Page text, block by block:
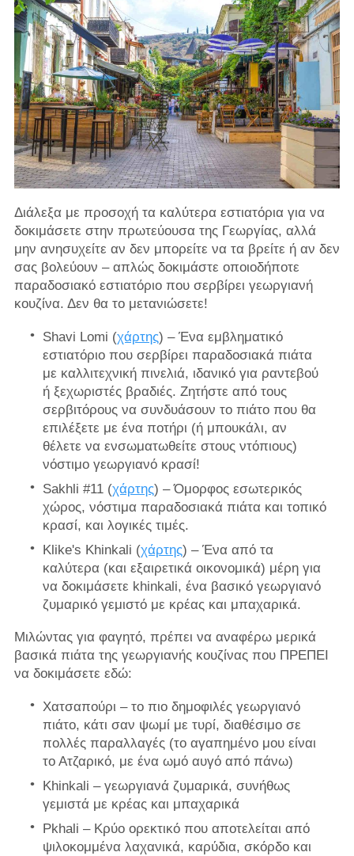
Διάλεξα με προσοχή τα καλύτερα εστιατόρια για να
δοκιμάσετε στην πρωτεύουσα της Γεωργίας, αλλά
μην ανησυχείτε αν δεν μπορείτε να τα βρείτε ή αν δεν
σας βολεύουν – απλώς δοκιμάστε οποιοδήποτε
παραδοσιακό εστιατόριο που σερβίρει γεωργιανή
κουζίνα. Δεν θα το μετανιώσετε!
Shavi Lomi (χάρτης) – Ένα εμβληματικό
εστιατόριο που σερβίρει παραδοσιακά πιάτα
με καλλιτεχνική πινελιά, ιδανικό για ραντεβού
ή ξεχωριστές βραδιές. Ζητήστε από τους
σερβιτόρους να συνδυάσουν το πιάτο που θα
επιλέξετε με ένα ποτήρι (ή μπουκάλι, αν
θέλετε να ενσωματωθείτε στους ντόπιους)
νόστιμο γεωργιανό κρασί!
Sakhli #11 (χάρτης) – Όμορφος εσωτερικός
χώρος, νόστιμα παραδοσιακά πιάτα και τοπικό
κρασί, και λογικές τιμές.
Klike's Khinkali (χάρτης) – Ένα από τα
καλύτερα (και εξαιρετικά οικονομικά) μέρη για
να δοκιμάσετε khinkali, ένα βασικό γεωργιανό
ζυμαρικό γεμιστό με κρέας και μπαχαρικά.
Μιλώντας για φαγητό, πρέπει να αναφέρω μερικά
βασικά πιάτα της γεωργιανής κουζίνας που ΠΡΕΠΕΙ
να δοκιμάσετε εδώ:
Χατσαπούρι – το πιο δημοφιλές γεωργιανό
πιάτο, κάτι σαν ψωμί με τυρί, διαθέσιμο σε
πολλές παραλλαγές (το αγαπημένο μου είναι
το Ατζαρικό, με ένα ωμό αυγό από πάνω)
Khinkali – γεωργιανά ζυμαρικά, συνήθως
γεμιστά με κρέας και μπαχαρικά
Pkhali – Κρύο ορεκτικό που αποτελείται από
ψιλοκομμένα λαχανικά, καρύδια, σκόρδο και